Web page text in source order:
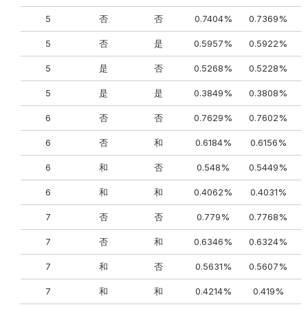
5 否 否 0.7404% 0.7369%
5 否 是 0.5957% 0.5922%
5 是 否 0.5268% 0.5228%
5 是 是 0.3849% 0.3808%
6 否 否 0.7629% 0.7602%
6 否 和 0.6184% 0.6156%
6 和 否 0.548% 0.5449%
6 和 和 0.4062% 0.4031%
7 否 否 0.779% 0.7768%
7 否 和 0.6346% 0.6324%
7 和 否 0.5631% 0.5607%
7 和 和 0.4214% 0.419%